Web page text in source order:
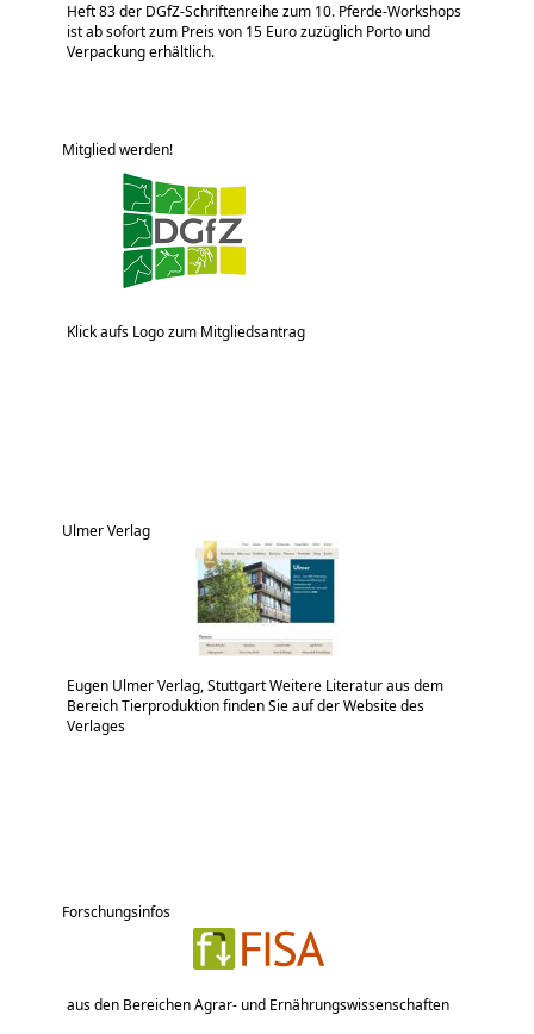
Heft 83 der DGfZ-Schriftenreihe zum 10. Pferde-Workshops
ist ab sofort zum Preis von 15 Euro zuzüglich Porto und
Verpackung erhältlich.
Mitglied werden!
Klick aufs Logo zum Mitgliedsantrag
Ulmer Verlag
Eugen Ulmer Verlag, Stuttgart Weitere Literatur aus dem
Bereich Tierproduktion finden Sie auf der Website des
Verlages
Forschungsinfos
aus den Bereichen Agrar- und Ernährungswissenschaften